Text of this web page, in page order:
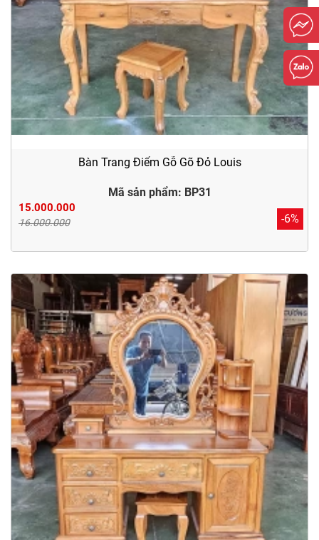
Bàn Trang Điểm Gỗ Gõ Đỏ Louis
Mã sản phẩm: BP31
15.000.000
16.000.000 -6%